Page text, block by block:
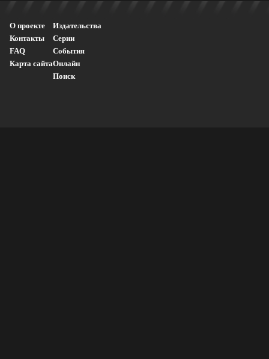
О проекте
Контакты
FAQ
Карта сайта
Издательства
Серии
События
Онлайн
Поиск